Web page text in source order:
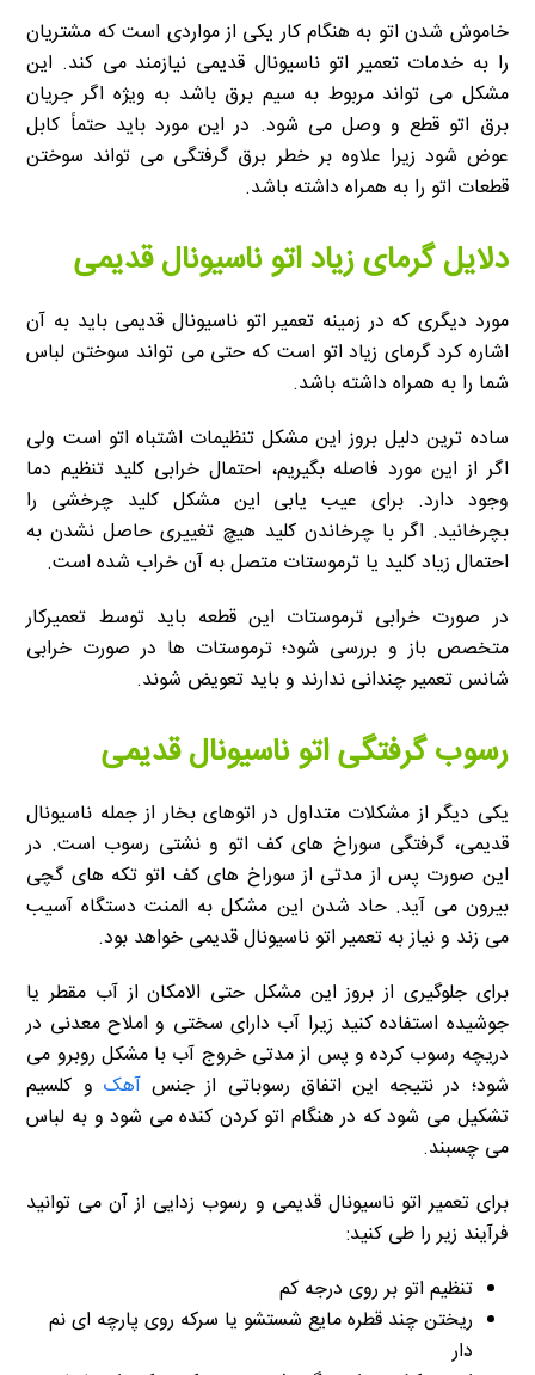
خاموش شدن اتو به هنگام کار یکی از مواردی است که مشتریان
را به خدمات تعمیر اتو ناسیونال قدیمی نیازمند می کند. این
مشکل می تواند مربوط به سیم برق باشد به ویژه اگر جریان
برق اتو قطع و وصل می شود. در این مورد باید حتماً کابل
عوض شود زیرا علاوه بر خطر برق گرفتگی می تواند سوختن
قطعات اتو را به همراه داشته باشد.
دلایل گرمای زیاد اتو ناسیونال قدیمی
مورد دیگری که در زمینه تعمیر اتو ناسیونال قدیمی باید به آن
اشاره کرد گرمای زیاد اتو است که حتی می تواند سوختن لباس
شما را به همراه داشته باشد.
ساده ترین دلیل بروز این مشکل تنظیمات اشتباه اتو است ولی
اگر از این مورد فاصله بگیریم، احتمال خرابی کلید تنظیم دما
وجود دارد. برای عیب یابی این مشکل کلید چرخشی را
بچرخانید. اگر با چرخاندن کلید هیچ تغییری حاصل نشدن به
احتمال زیاد کلید یا ترموستات متصل به آن خراب شده است.
در صورت خرابی ترموستات این قطعه باید توسط تعمیرکار
متخصص باز و بررسی شود؛ ترموستات ها در صورت خرابی
شانس تعمیر چندانی ندارند و باید تعویض شوند.
رسوب گرفتگی اتو ناسیونال قدیمی
یکی دیگر از مشکلات متداول در اتوهای بخار از جمله ناسیونال
قدیمی، گرفتگی سوراخ های کف اتو و نشتی رسوب است. در
این صورت پس از مدتی از سوراخ های کف اتو تکه های گچی
بیرون می آید. حاد شدن این مشکل به المنت دستگاه آسیب
می زند و نیاز به تعمیر اتو ناسیونال قدیمی خواهد بود.
برای جلوگیری از بروز این مشکل حتی الامکان از آب مقطر یا
جوشیده استفاده کنید زیرا آب دارای سختی و املاح معدنی در
دریچه رسوب کرده و پس از مدتی خروج آب با مشکل روبرو می
شود؛ در نتیجه این اتفاق رسوباتی از جنسآهک و کلسیم
تشکیل می شود که در هنگام اتو کردن کنده می شود و به لباس
می چسبند.
برای تعمیر اتو ناسیونال قدیمی و رسوب زدایی از آن می توانید
فرآیند زیر را طی کنید:
تنظیم اتو بر روی درجه کم
ریختن چند قطره مایع شستشو یا سرکه روی پارچه ای نم
دار